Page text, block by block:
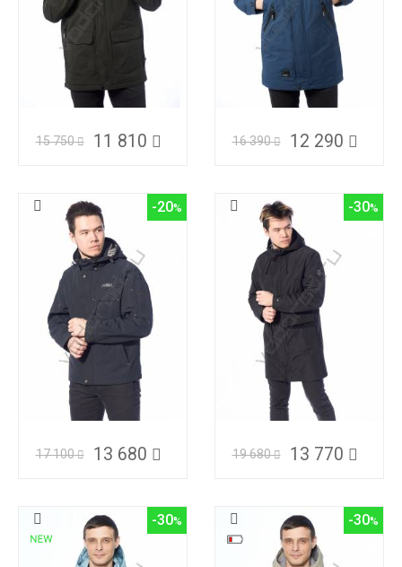
15 750 11 810 16 390 12 290
-20
17 100 13 680
-30
19 680 13 770
-30 -30